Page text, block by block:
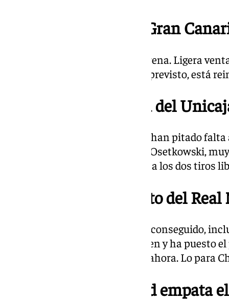
20.48 | Descanso en Gran
Descanso en el Gran Canaria Arena. Ligera
partido en el que, según estaba previsto, está
20.44 | Antideportiva del
Revisión mediante, los árbitros han pitado
Madrid por un codazo de Dylan Osetkowski,
Gran Canaria Arena. Musa anota los dos tiros
20.38 | Tiempo muerto del
Pese a que el Real Madrid había conseguido,
Unicaja ha reaccionado muy bien y ha puesto
diferencia del encuentro hasta ahora. Lo para
20.31 | El Real Madrid empata